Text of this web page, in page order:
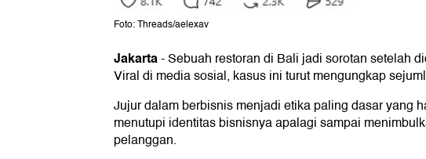
Foto: Threads/aelexav
Jakarta-Sebuah restoran di Bali jadi sorotan setelah
Viral di media sosial, kasus ini turut mengungkap
Jujur dalam berbisnis menjadi etika paling dasar yang
menutupi identitas bisnisnya apalagi sampai
pelanggan.